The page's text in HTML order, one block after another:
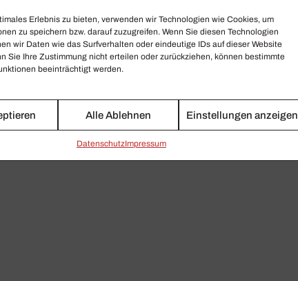
Erlebnis zu bieten, verwenden wir Technologien wie Cookies, um
zu speichern bzw. darauf zuzugreifen. Wenn Sie diesen Technologien
wir Daten wie das Surfverhalten oder eindeutige IDs auf dieser Website
Sie Ihre Zustimmung nicht erteilen oder zurückziehen, können bestimmte
beeinträchtigt werden.
Alle Ablehnen Einstellungen anzeigen
Daten­schutzImpressum